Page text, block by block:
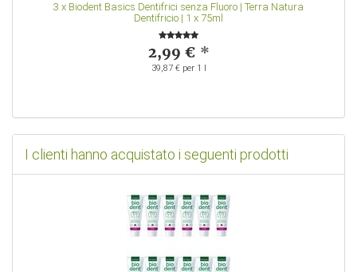
3 x Biodent Basics Dentifrici senza Fluoro | Terra Natura
Dentifricio | 1 x 75ml
2,99 € *
39,87 € per 1 l
I clienti hanno acquistato i seguenti prodotti